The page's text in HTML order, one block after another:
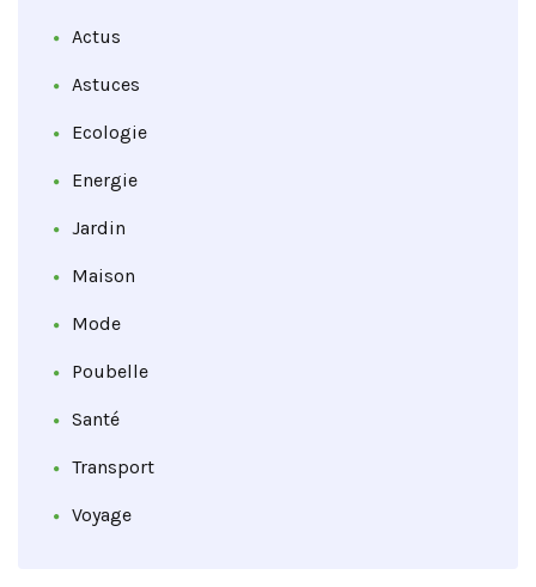
Actus
Astuces
Ecologie
Energie
Jardin
Maison
Mode
Poubelle
Santé
Transport
Voyage